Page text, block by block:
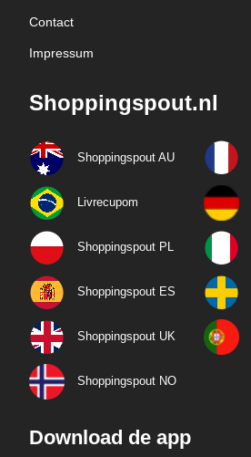
Contact
Impressum
Shoppingspout.nl
Shoppingspout AU
Livrecupom
Shoppingspout PL
Shoppingspout ES
Shoppingspout UK
Shoppingspout NO
Download de app